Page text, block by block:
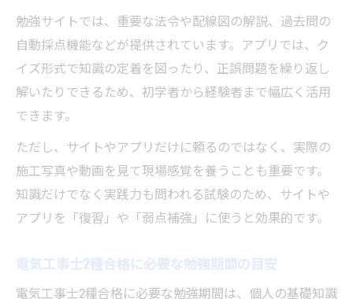
勉強サイトでは、重要な法令や配線図の解説、過去問の
自動採点機能などが提供されています。アプリでは、ク
イズ形式で知識の定着を図ったり、正誤問題を繰り返し
解いたりできるため、初学者から経験者まで幅広く活用
できます。
ただし、サイトやアプリだけに頼るのではなく、実際の
施工写真や動画を見て現場感覚を養うことも重要です。
知識だけでなく実践力も問われる試験のため、サイトや
アプリを「復習」や「弱点補強」に使うと効果的です。
電気工事士2種合格に必要な勉強期間の目安
電気工事士2種合格に必要な勉強期間は、個人の基礎知識